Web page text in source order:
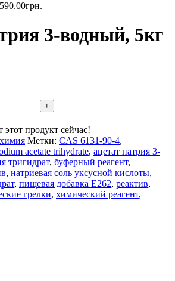
590.00грн.
3-водный, 5кг
этот продукт сейчас!
Метки: CAS 6131-90-4,
acetate trihydrate, ацетат натрия 3-
тригидрат, буферный реагент,
, натриевая соль уксусной кислоты,
, пищевая добавка E262, реактив,
грелки, химический реагент,